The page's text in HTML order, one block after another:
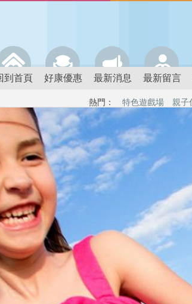
到首頁 好康優惠 最新消息 最新留言
熱門： 特色遊戲場 親子